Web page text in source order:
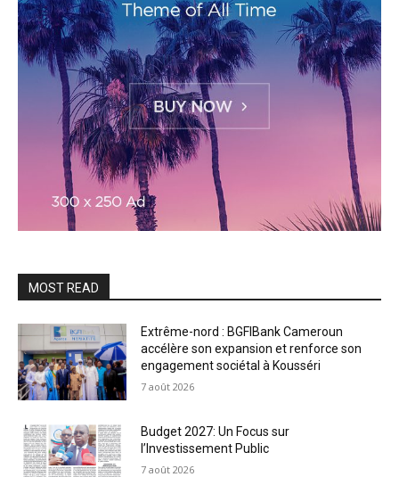
MOST READ
Extrême-nord : BGFIBank Cameroun
accélère son expansion et renforce son
engagement sociétal à Kousséri
7 août 2026
Budget 2027: Un Focus sur
l’Investissement Public
7 août 2026